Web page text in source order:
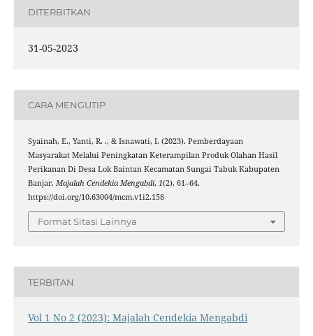
DITERBITKAN
31-05-2023
CARA MENGUTIP
Syainah, E., Yanti, R. ., & Isnawati, I. (2023). Pemberdayaan
Masyarakat Melalui Peningkatan Keterampilan Produk Olahan Hasil
Perikanan Di Desa Lok Baintan Kecamatan Sungai Tabuk Kabupaten
Banjar. Majalah Cendekia Mengabdi, 1(2), 61–64.
https://doi.org/10.63004/mcm.v1i2.158
Format Sitasi Lainnya
TERBITAN
Vol 1 No 2 (2023): Majalah Cendekia Mengabdi